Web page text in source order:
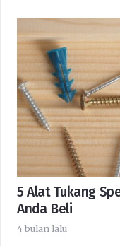
5 Alat Tukang
Anda Beli
4 bulan lalu